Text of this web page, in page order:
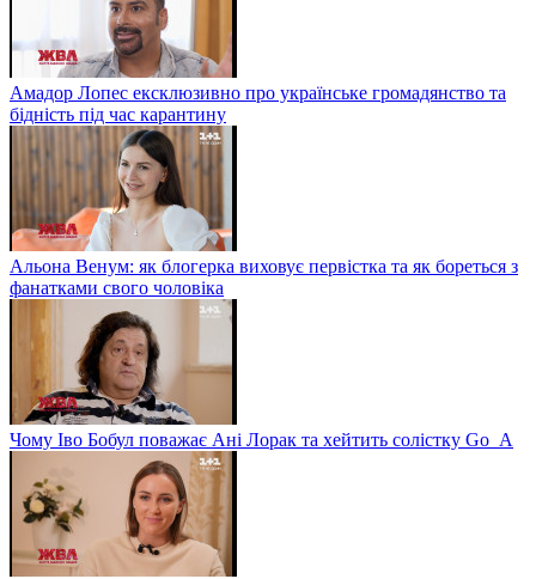
Амадор Лопес ексклюзивно про українське громадянство та
бідність під час карантину
Альона Венум: як блогерка виховує первістка та як бореться з
фанатками свого чоловіка
Чому Іво Бобул поважає Ані Лорак та хейтить солістку Go_A